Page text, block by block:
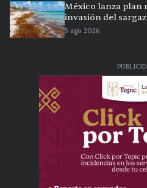
México lanza plan
invasión del
5 ago 2026